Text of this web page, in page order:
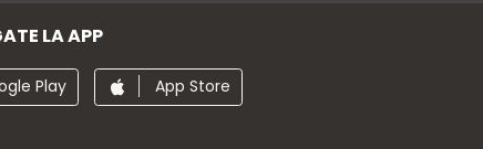
LA APP
Play App Store